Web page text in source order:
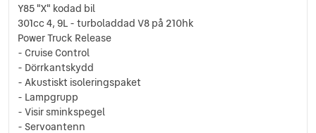
Y85 "X" kodad bil
301cc 4, 9L - turboladdad V8 på 210hk
Power Truck Release
- Cruise Control
- Dörrkantskydd
- Akustiskt isoleringspaket
- Lampgrupp
- Visir sminkspegel
- Servoantenn